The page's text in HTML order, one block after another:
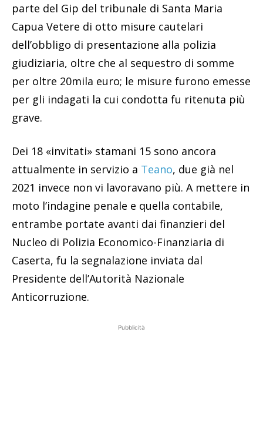
parte del Gip del tribunale di Santa Maria
Capua Vetere di otto misure cautelari
dell’obbligo di presentazione alla polizia
giudiziaria, oltre che al sequestro di somme
per oltre 20mila euro; le misure furono emesse
per gli indagati la cui condotta fu ritenuta più
grave.
Dei 18 «invitati» stamani 15 sono ancora
attualmente in servizio a Teano, due già nel
2021 invece non vi lavoravano più. A mettere in
moto l’indagine penale e quella contabile,
entrambe portate avanti dai finanzieri del
Nucleo di Polizia Economico-Finanziaria di
Caserta, fu la segnalazione inviata dal
Presidente dell’Autorità Nazionale
Anticorruzione.
Pubblicità